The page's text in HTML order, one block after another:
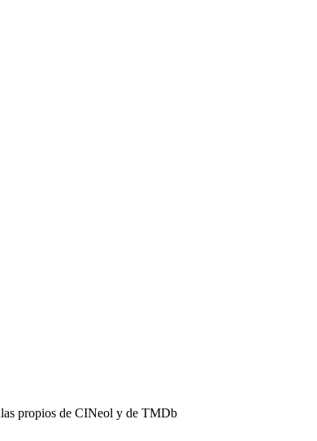
propios de CINeol y de TMDb